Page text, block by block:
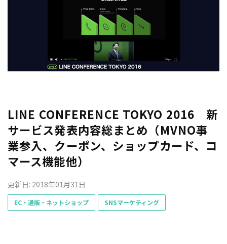
LINE CONFERENCE TOKYO 2016 新
サービス発表内容総まとめ（MVNO事
業参入、クーポン、ショップカード、コ
マース機能他）
更新日: 2018年01月31日
EC・通販・ネットショップ SNSマーケティング